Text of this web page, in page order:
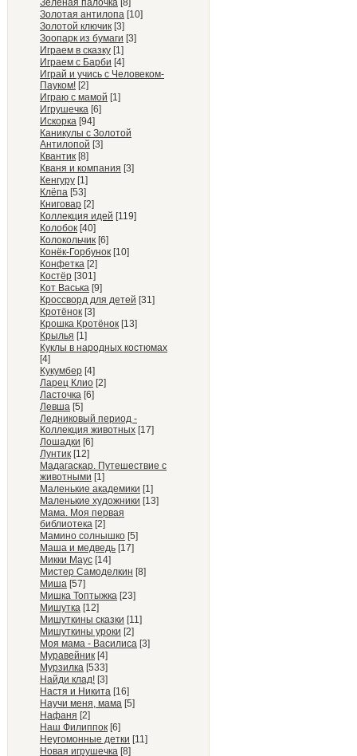
Зелёная палочка [8]
Золотая антилопа [10]
Золотой ключик [3]
Зоопарк из бумаги [3]
Играем в сказку [1]
Играем с Барби [4]
Играй и учись с Человеком-
Пауком! [2]
Играю с мамой [1]
Игрушечка [6]
Искорка [94]
Каникулы с Золотой
Антилопой [3]
Квантик [8]
Кваня и компания [3]
Кенгуру [1]
Клёпа [53]
Книговар [2]
Коллекция идей [119]
Колобок [40]
Колокольчик [6]
Конёк-Горбунок [10]
Конфетка [2]
Костёр [301]
Кот Васька [9]
Кроссворд для детей [31]
Кротёнок [3]
Крошка Кротёнок [13]
Крылья [1]
Куклы в народных костюмах
[4]
Кукумбер [4]
Ларец Клио [2]
Ласточка [6]
Левша [5]
Ледниковый период -
Коллекция животных [17]
Лошадки [6]
Лунтик [12]
Мадагаскар. Путешествие с
животными [1]
Маленькие академики [1]
Маленькие художники [13]
Мама. Моя первая
библиотека [2]
Мамино солнышко [5]
Маша и медведь [17]
Микки Маус [14]
Мистер Самоделкин [8]
Миша [57]
Мишка Топтыжка [23]
Мишутка [12]
Мишуткины сказки [11]
Мишуткины уроки [2]
Моя мама - Василиса [3]
Муравейник [4]
Мурзилка [533]
Найди клад! [3]
Настя и Никита [16]
Научи меня, мама [5]
Нафаня [2]
Наш Филиппок [6]
Неугомонные детки [11]
Новая игрушечка [8]